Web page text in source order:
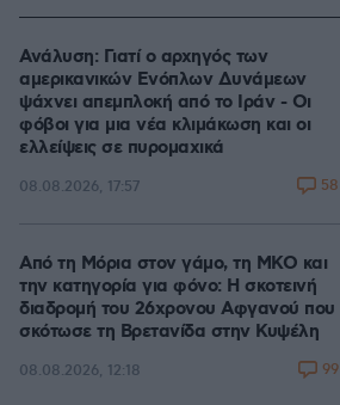
Ανάλυση: Γιατί ο αρχηγός των
αμερικανικών Ενόπλων Δυνάμεων
ψάχνει απεμπλοκή από το Ιράν - Οι
φόβοι για μια νέα κλιμάκωση και οι
ελλείψεις σε πυρομαχικά
08.08.2026, 17:57 58
Από τη Μόρια στον γάμο, τη ΜΚΟ και
την κατηγορία για φόνο: Η σκοτεινή
διαδρομή του 26χρονου Αφγανού που
σκότωσε τη Βρετανίδα στην Κυψέλη
08.08.2026, 12:18 99